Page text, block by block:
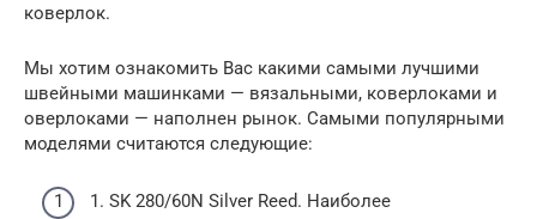
коверлок.
Мы хотим ознакомить Вас какими самыми лучшими
швейными машинками — вязальными, коверлоками и
оверлоками — наполнен рынок. Самыми популярными
моделями считаются следующие:
1. SK 280/60N Silver Reed. Наиболее